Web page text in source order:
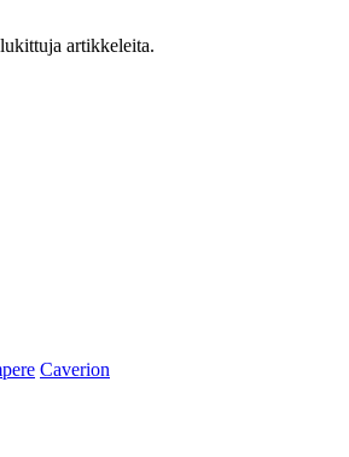
artikkeleita.
Caverion